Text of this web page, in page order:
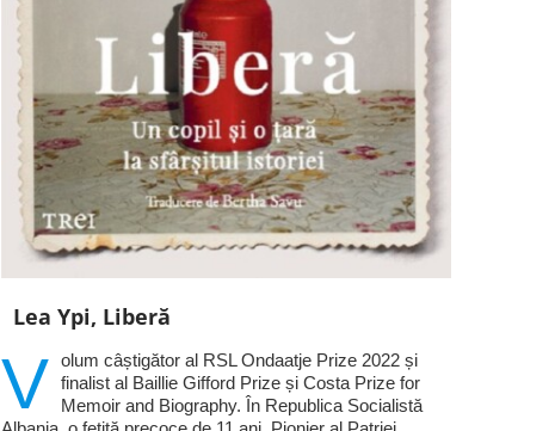
Lea Ypi, Liberă
V
olum câștigător al RSL Ondaatje Prize 2022 și
finalist al Baillie Gifford Prize și Costa Prize for
Memoir and Biography. În Republica Socialistă